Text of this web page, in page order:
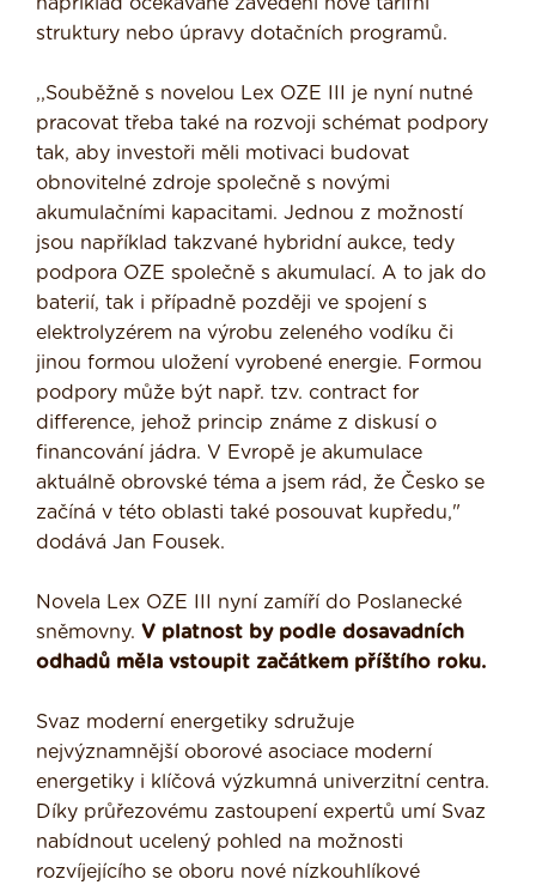
například očekávané zavedení nové tarifní
struktury nebo úpravy dotačních programů.
,,Souběžně s novelou Lex OZE III je nyní nutné
pracovat třeba také na rozvoji schémat podpory
tak, aby investoři měli motivaci budovat
obnovitelné zdroje společně s novými
akumulačními kapacitami. Jednou z možností
jsou například takzvané hybridní aukce, tedy
podpora OZE společně s akumulací. A to jak do
baterií, tak i případně později ve spojení s
elektrolyzérem na výrobu zeleného vodíku či
jinou formou uložení vyrobené energie. Formou
podpory může být např. tzv. contract for
difference, jehož princip známe z diskusí o
financování jádra. V Evropě je akumulace
aktuálně obrovské téma a jsem rád, že Česko se
začíná v této oblasti také posouvat kupředu,"
dodává Jan Fousek.
Novela Lex OZE III nyní zamíří do Poslanecké
sněmovny. V platnost by podle dosavadních
odhadů měla vstoupit začátkem příštího roku.
Svaz moderní energetiky sdružuje
nejvýznamnější oborové asociace moderní
energetiky i klíčová výzkumná univerzitní centra.
Díky průřezovému zastoupení expertů umí Svaz
nabídnout ucelený pohled na možnosti
rozvíjejícího se oboru nové nízkouhlíkové